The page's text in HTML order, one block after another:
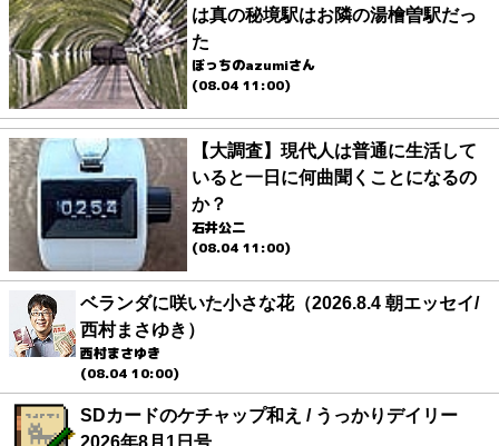
は真の秘境駅はお隣の湯檜曽駅だっ
た
ぼっちのazumiさん
(08.04 11:00)
【大調査】現代人は普通に生活して
いると一日に何曲聞くことになるの
か？
石井公二
(08.04 11:00)
ベランダに咲いた小さな花（2026.8.4 朝エッセイ/
西村まさゆき）
西村まさゆき
(08.04 10:00)
SDカードのケチャップ和え / うっかりデイリー